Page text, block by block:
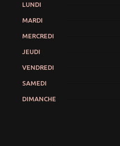
LUNDI
MARDI
MERCREDI
JEUDI
VENDREDI
SAMEDI
DIMANCHE